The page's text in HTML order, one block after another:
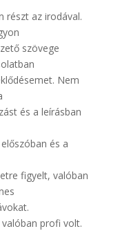
részt az irodával.
szövege
Nem
és a leírásban
és a
figyelt, valóban
profi volt.